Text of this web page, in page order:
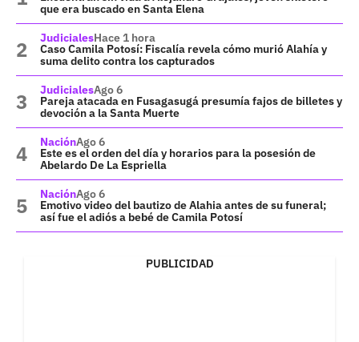
que era buscado en Santa Elena
JudicialesHace 1 hora
Caso Camila Potosí: Fiscalía revela cómo murió Alahía y
suma delito contra los capturados
JudicialesAgo 6
Pareja atacada en Fusagasugá presumía fajos de billetes y
devoción a la Santa Muerte
NaciónAgo 6
Este es el orden del día y horarios para la posesión de
Abelardo De La Espriella
NaciónAgo 6
Emotivo video del bautizo de Alahia antes de su funeral;
así fue el adiós a bebé de Camila Potosí
PUBLICIDAD